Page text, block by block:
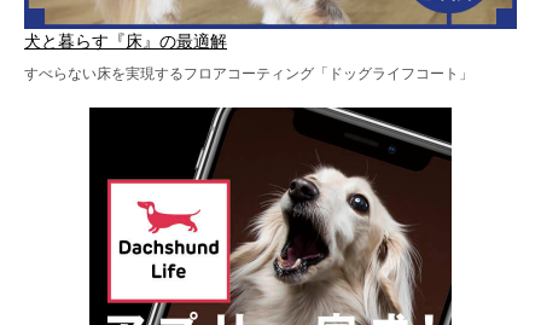
犬と暮らす『床』の最適解
すべらない床を実現するフロアコーティング「ドッグライフコート」